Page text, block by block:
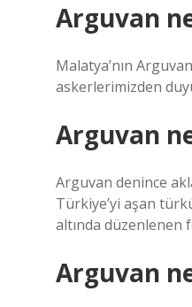
Arguvan
Malatya’nın
askerlerimizden
Arguvan
Arguvan denince
Türkiye’yi aşan
altında
Arguvan